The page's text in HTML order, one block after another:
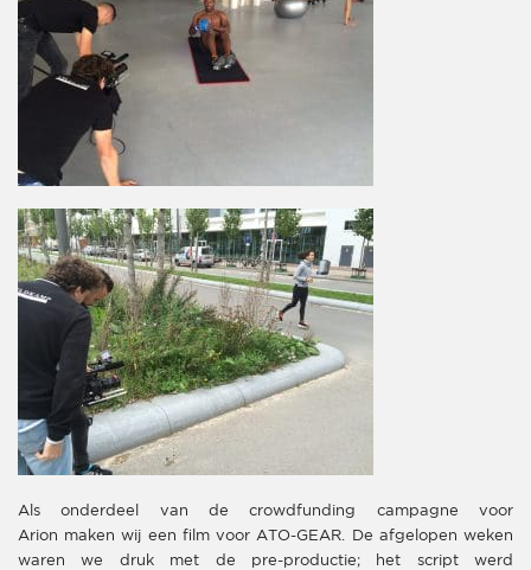
Als onderdeel van de crowdfunding campagne voor
Arion maken wij een film voor ATO-GEAR. De afgelopen weken
waren we druk met de pre-productie; het script werd